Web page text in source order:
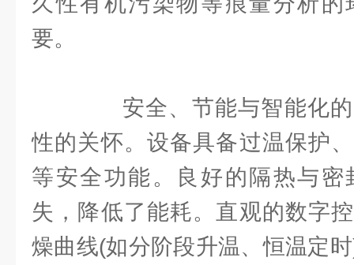
要。
安全、节能与智能化的
性的关怀。设备具备过温保护
等安全功能。良好的隔热与
失，降低了能耗。直观的数字
燥曲线(如分阶段升温、恒温定